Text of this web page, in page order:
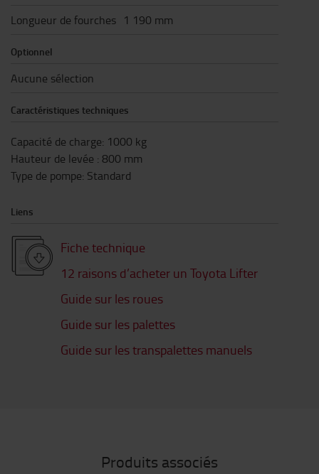
Longueur de fourches 1 190 mm
Optionnel
Aucune sélection
Caractéristiques techniques
Capacité de charge: 1000 kg
Hauteur de levée : 800 mm
Type de pompe: Standard
Liens
Fiche technique
12 raisons d’acheter un Toyota Lifter
Guide sur les roues
Guide sur les palettes
Guide sur les transpalettes manuels
Produits associés